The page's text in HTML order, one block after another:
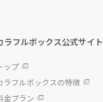
ラフルボックス公式サイト
ップ
ラフルボックスの特徴
金プラン